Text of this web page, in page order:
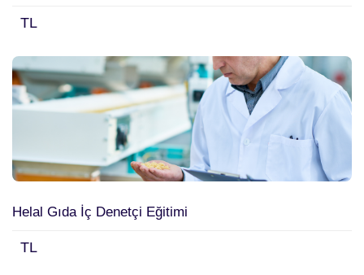
TL
Helal Gıda İç Denetçi Eğitimi
TL